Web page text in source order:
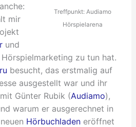
Treffpunkt: Audiamo
Hörspielarena
mir
und
zu tun hat.
besucht, das erstmalig auf
ausgestellt war und ihr
Günter Rubik (Audiamo),
warum er ausgerechnet in
Hörbuchladeneröffnet